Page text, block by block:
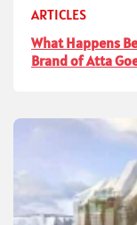
ARTICLES
What Happens
Brand of Atta